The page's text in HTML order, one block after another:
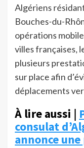
Algériens
Bouches-du-
opérations
villes françaises,
plusieurs
sur place afin
déplacements
À lire aussi |
consulat
annonce